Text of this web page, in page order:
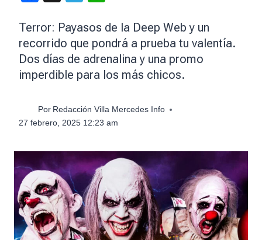
Terror: Payasos de la Deep Web y un
recorrido que pondrá a prueba tu valentía.
Dos días de adrenalina y una promo
imperdible para los más chicos.
Por Redacción Villa Mercedes Info
27 febrero, 2025 12:23 am